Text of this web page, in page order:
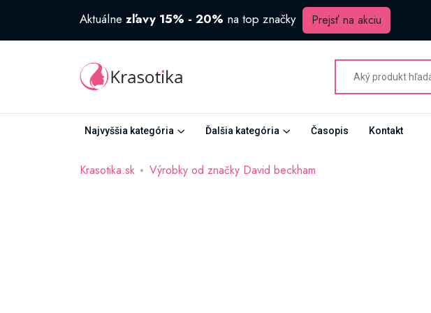
Aktuálne zľavy 15% - 20% na top značky Prejsť na akciu
Najvyššia kategória Ďalšia kategória Časopis Kontakt
Krasotika.sk Výrobky od značky David beckham